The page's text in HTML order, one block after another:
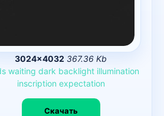
3024×4032 367.36 Kb
waiting dark backlight illumination
inscription expectation
Скачать